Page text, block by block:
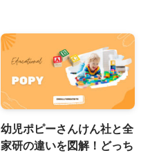
幼児ポピーさんけん社と全
家研の違いを図解！どっち